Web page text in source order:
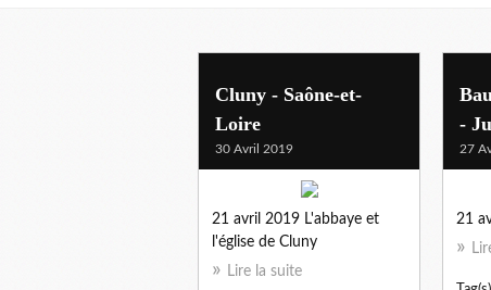
Cluny - Saône-et-
Loire
30 Avril 2019
21 avril 2019 L'abbaye et
l'église de Cluny
Lire la suite
-
27
21